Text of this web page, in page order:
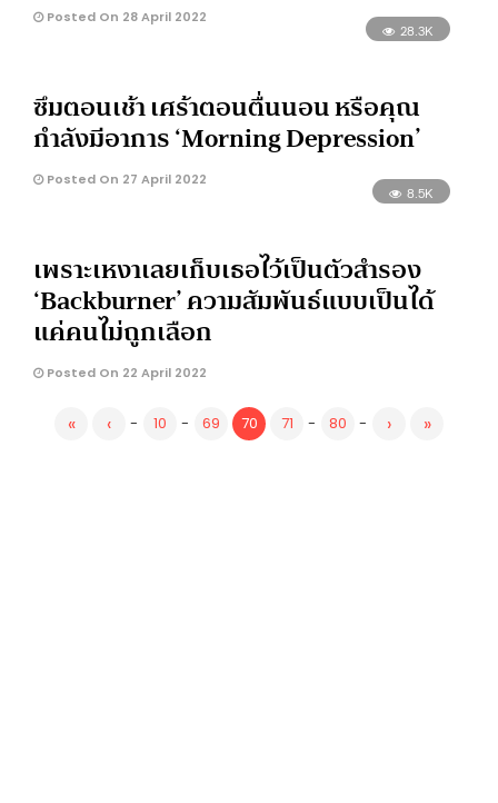
Posted On 28 April 2022
28.3K
ซึมตอนเช้า เศร้าตอนตื่นนอน หรือคุณ
กำลังมีอาการ ‘Morning Depression’
Posted On 27 April 2022
8.5K
เพราะเหงาเลยเก็บเธอไว้เป็นตัวสำรอง
‘Backburner’ ความสัมพันธ์แบบเป็นได้
แค่คนไม่ถูกเลือก
Posted On 22 April 2022
« ‹ - 10 - 69 70 71 - 80 - › »